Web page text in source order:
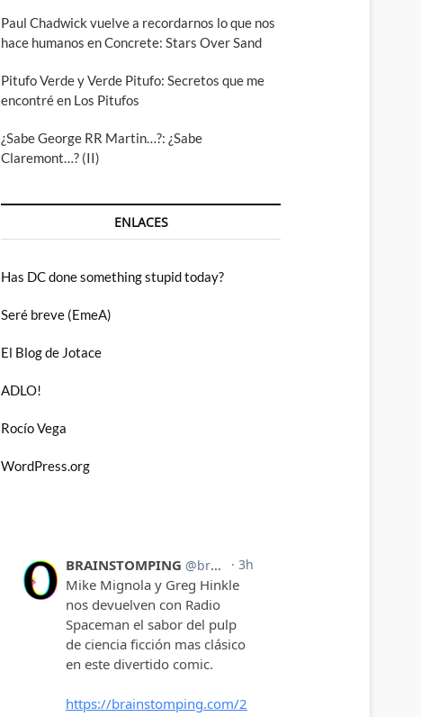
Paul Chadwick vuelve a recordarnos lo que nos
hace humanos en Concrete: Stars Over Sand
Pitufo Verde y Verde Pitufo: Secretos que me
encontré en Los Pitufos
¿Sabe George RR Martin…?: ¿Sabe
Claremont…? (II)
ENLACES
Has DC done something stupid today?
Seré breve (EmeA)
El Blog de Jotace
ADLO!
Rocío Vega
WordPress.org